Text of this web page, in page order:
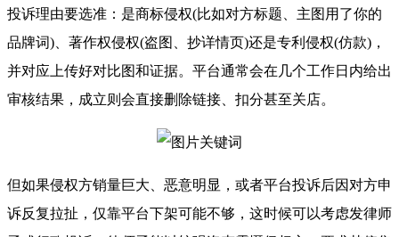
投诉理由要选准：是商标侵权(比如对方标题、主图用了你的
品牌词)、著作权侵权(盗图、抄详情页)还是专利侵权(仿款)，
并对应上传好对比图和证据。平台通常会在几个工作日内给出
审核结果，成立则会直接删除链接、扣分甚至关店。
但如果侵权方销量巨大、恶意明显，或者平台投诉后因对方申
诉反复拉扯，仅靠平台下架可能不够，这时候可以考虑发律师